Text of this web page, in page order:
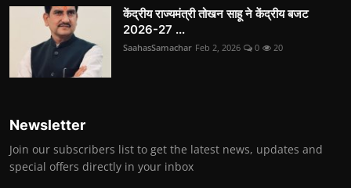
केंद्रीय राज्यमंत्री तोखन साहू ने केंद्रीय बजट
2026-27 ...
SaahasSamachar Feb 2, 2026 0 20
Newsletter
Join our subscribers list to get the latest news, updates and
special offers directly in your inbox